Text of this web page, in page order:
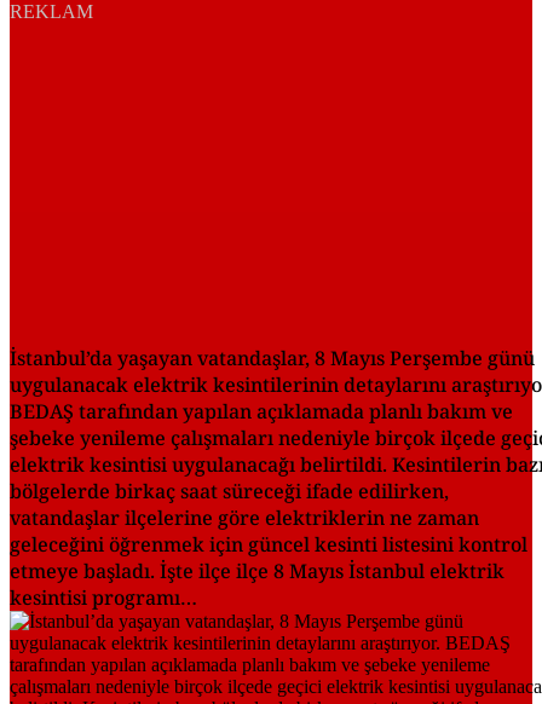
REKLAM
İstanbul’da yaşayan vatandaşlar, 8 Mayıs Perşembe günü
uygulanacak elektrik kesintilerinin detaylarını
BEDAŞ tarafından yapılan açıklamada planlı bakım ve
şebeke yenileme çalışmaları nedeniyle birçok ilçede
elektrik kesintisi uygulanacağı belirtildi. Kesintilerin
bölgelerde birkaç saat süreceği ifade edilirken,
vatandaşlar ilçelerine göre elektriklerin ne zaman
geleceğini öğrenmek için güncel kesinti listesini kontrol
etmeye başladı. İşte ilçe ilçe 8 Mayıs İstanbul elektrik
kesintisi programı…